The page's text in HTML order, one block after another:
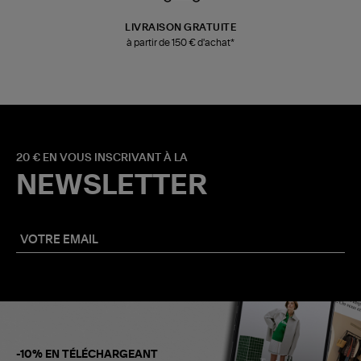
LIVRAISON GRATUITE
à partir de 150 € d'achat*
20 € EN VOUS INSCRIVANT À LA
NEWSLETTER
-10% EN TÉLÉCHARGEANT